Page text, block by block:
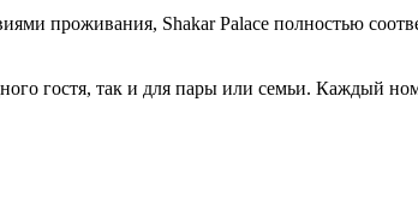
проживания, Shakar Palace полностью
гостя, так и для пары или семьи. Каждый